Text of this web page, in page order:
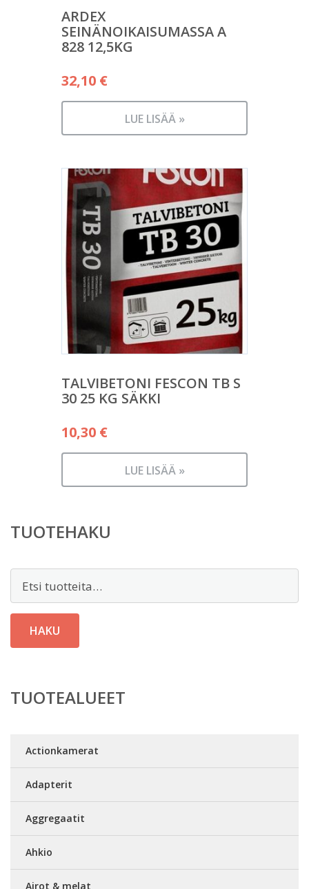
ARDEX
SEINÄNOIKAISUMASSA A
828 12,5KG
32,10 €
LUE LISÄÄ »
TALVIBETONI FESCON TB S
30 25 KG SÄKKI
10,30 €
LUE LISÄÄ »
TUOTEHAKU
HAKU
TUOTEALUEET
Actionkamerat
Adapterit
Aggregaatit
Ahkio
Airot & melat